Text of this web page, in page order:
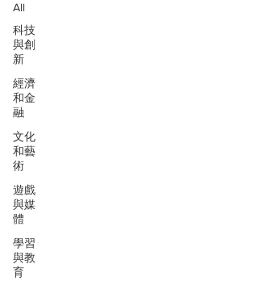
All
科技
與創
新
經濟
和金
融
文化
和藝
術
遊戲
與媒
體
學習
與教
育